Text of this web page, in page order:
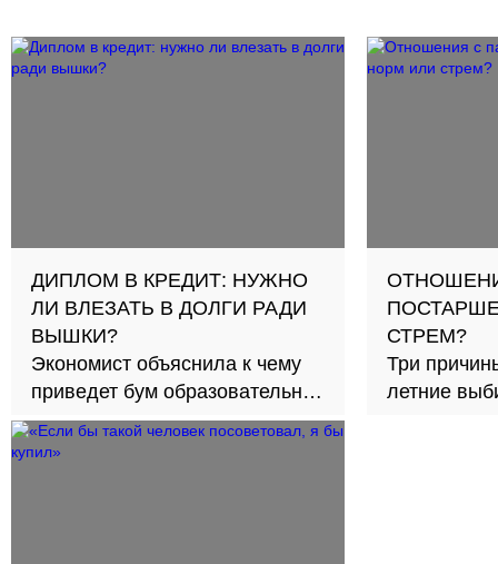
ДИПЛОМ В КРЕДИТ: НУЖНО
ЛИ ВЛЕЗАТЬ В ДОЛГИ РАДИ
ВЫШКИ?
Экономист объяснила к чему
приведет бум образовательных
займов в стране
СТРЕМ?
Три
летние